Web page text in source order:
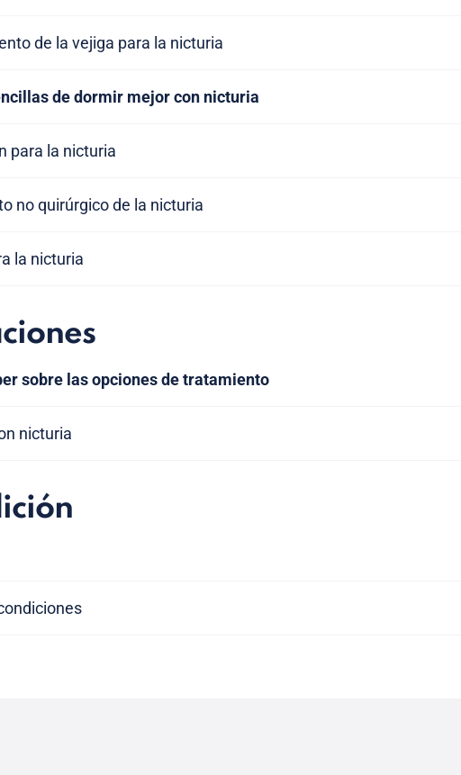
de la vejiga para la nicturia
de dormir mejor con nicturia
para la nicturia
no quirúrgico de la nicturia
la nicturia
sobre las opciones de tratamiento
nicturia